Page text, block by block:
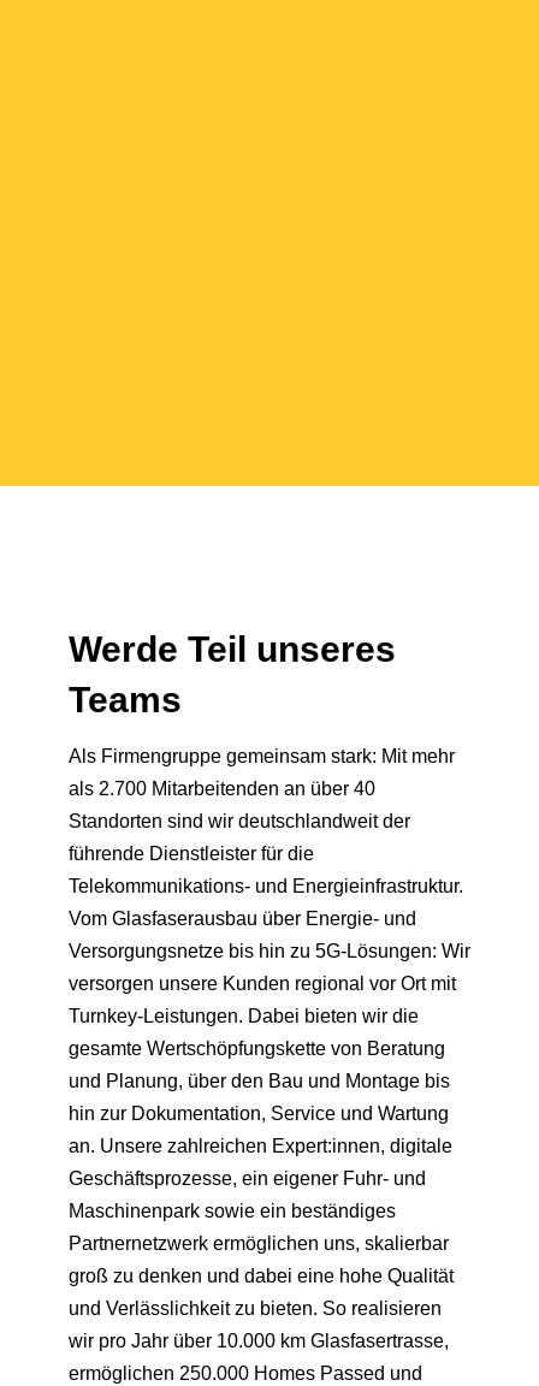
Werde Teil unseres
Teams
Als Firmengruppe gemeinsam stark: Mit mehr
als 2.700 Mitarbeitenden an über 40
Standorten sind wir deutschlandweit der
führende Dienstleister für die
Telekommunikations- und Energieinfrastruktur.
Vom Glasfaserausbau über Energie- und
Versorgungsnetze bis hin zu 5G-Lösungen: Wir
versorgen unsere Kunden regional vor Ort mit
Turnkey-Leistungen. Dabei bieten wir die
gesamte Wertschöpfungskette von Beratung
und Planung, über den Bau und Montage bis
hin zur Dokumentation, Service und Wartung
an. Unsere zahlreichen Expert:innen, digitale
Geschäftsprozesse, ein eigener Fuhr- und
Maschinenpark sowie ein beständiges
Partnernetzwerk ermöglichen uns, skalierbar
groß zu denken und dabei eine hohe Qualität
und Verlässlichkeit zu bieten. So realisieren
wir pro Jahr über 10.000 km Glasfasertrasse,
ermöglichen 250.000 Homes Passed und